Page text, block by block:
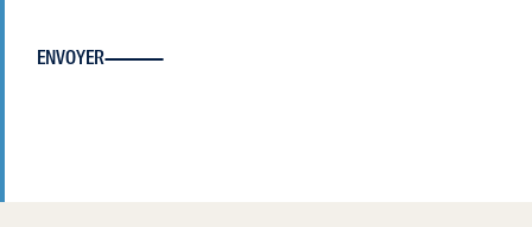
ENVOYER